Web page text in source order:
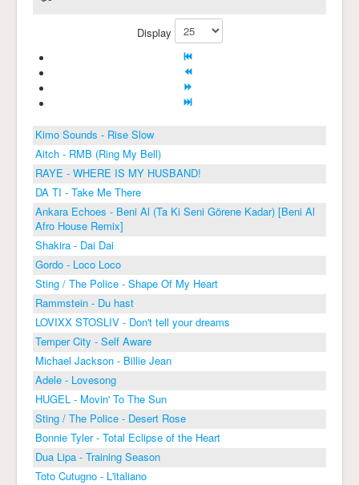
Display
Kimo Sounds - Rise Slow
Aitch - RMB (Ring My Bell)
RAYE - WHERE IS MY HUSBAND!
DA TI - Take Me There
Ankara Echoes - Beni Al (Ta Ki Seni Görene Kadar) [Beni Al
Afro House Remix]
Shakira - Dai Dai
Gordo - Loco Loco
Sting / The Police - Shape Of My Heart
Rammstein - Du hast
LOVIXX STOSLIV - Don't tell your dreams
Temper City - Self Aware
Michael Jackson - Billie Jean
Adele - Lovesong
HUGEL - Movin' To The Sun
Sting / The Police - Desert Rose
Bonnie Tyler - Total Eclipse of the Heart
Dua Lipa - Training Season
Toto Cutugno - L'italiano